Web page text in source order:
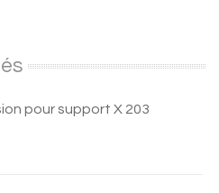
pour support X 203